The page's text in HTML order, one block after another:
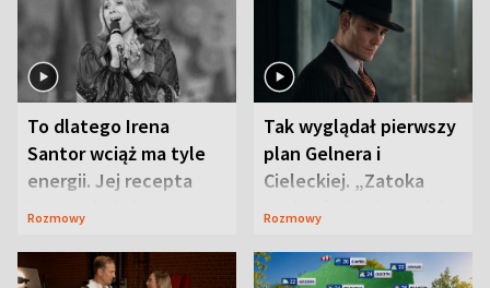
To dlatego Irena
Santor wciąż ma tyle
energii. Jej recepta
jest zaskakująco
Rozmowy
Tak wyglądał pierwszy
plan Gelnera i
Cieleckiej. „Zatoka
szpiegów” od razu ich
Rozmowy